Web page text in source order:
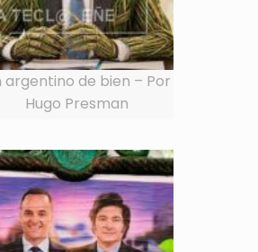
argentino de bien – Por
Hugo Presman